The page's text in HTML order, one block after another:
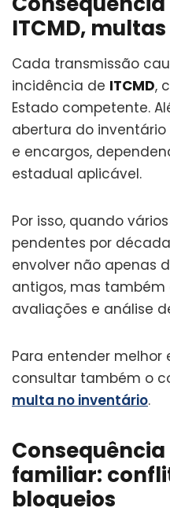
ITCMD,
Cada transmissão
incidência de ITCMD,
Estado competente.
abertura do
e encargos,
estadual aplicável.
Por isso, quando
pendentes por
envolver não apenas
antigos, mas também
avaliações e análise
Para entender melhor
consultar também o
multa no inventário.
familiar:
bloqueios